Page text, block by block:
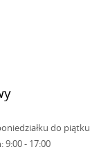
do piątku
9:00 - 17:00